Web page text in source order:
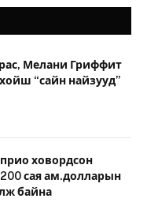
Мелани Гриффит
“сайн найзууд”
ховордсон
сая ам.долларын
байна